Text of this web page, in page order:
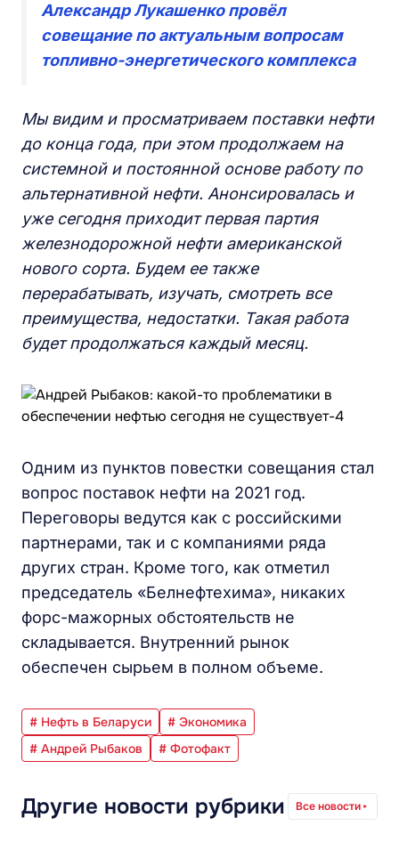
Александр Лукашенко провёл
совещание по актуальным вопросам
топливно-энергетического комплекса
Мы видим и просматриваем поставки нефти
до конца года, при этом продолжаем на
системной и постоянной основе работу по
альтернативной нефти. Анонсировалась и
уже сегодня приходит первая партия
железнодорожной нефти американской
нового сорта. Будем ее также
перерабатывать, изучать, смотреть все
преимущества, недостатки. Такая работа
будет продолжаться каждый месяц.
Одним из пунктов повестки совещания стал
вопрос поставок нефти на 2021 год.
Переговоры ведутся как с российскими
партнерами, так и с компаниями ряда
других стран. Кроме того, как отметил
председатель «Белнефтехима», никаких
форс-мажорных обстоятельств не
складывается. Внутренний рынок
обеспечен сырьем в полном объеме.
# Нефть в Беларуси
# Экономика
# Андрей Рыбаков
# Фотофакт
Другие новости рубрики Все новости